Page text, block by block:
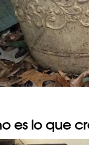
es lo que